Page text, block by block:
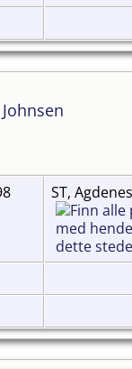
ST, Agdenes